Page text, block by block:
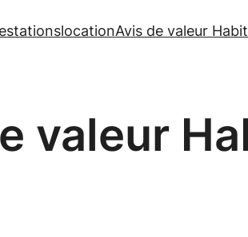
locationAvis de valeur
valeur